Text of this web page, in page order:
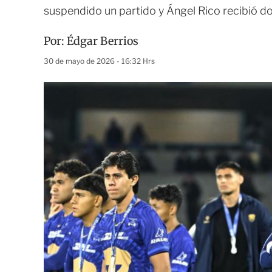
suspendido un partido y Ángel Rico recibió
Por: Édgar Berrios
30 de mayo de 2026 - 16:32 Hrs